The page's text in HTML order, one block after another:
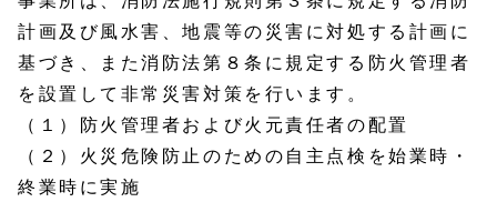
計画及び風水害、地震等の災害に対処する計画に
基づき、また消防法第８条に規定する防火管理者
を設置して非常災害対策を行います。
（１）防火管理者および火元責任者の配置
（２）火災危険防止のための自主点検を始業時・
終業時に実施